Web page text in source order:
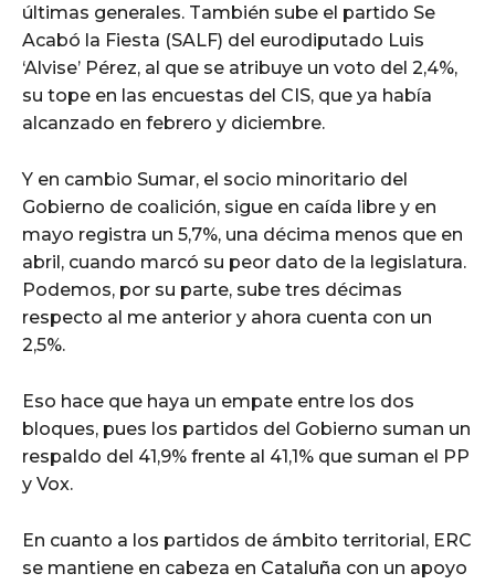
últimas generales. También sube el partido Se
Acabó la Fiesta (SALF) del eurodiputado Luis
‘Alvise’ Pérez, al que se atribuye un voto del 2,4%,
su tope en las encuestas del CIS, que ya había
alcanzado en febrero y diciembre.
Y en cambio Sumar, el socio minoritario del
Gobierno de coalición, sigue en caída libre y en
mayo registra un 5,7%, una décima menos que en
abril, cuando marcó su peor dato de la legislatura.
Podemos, por su parte, sube tres décimas
respecto al me anterior y ahora cuenta con un
2,5%.
Eso hace que haya un empate entre los dos
bloques, pues los partidos del Gobierno suman un
respaldo del 41,9% frente al 41,1% que suman el PP
y Vox.
En cuanto a los partidos de ámbito territorial, ERC
se mantiene en cabeza en Cataluña con un apoyo